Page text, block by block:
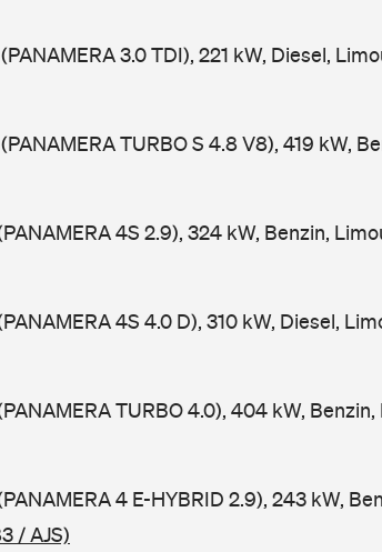
3.0 TDI), 221 kW, Diesel,
TURBO S 4.8 V8), 419 kW,
4S 2.9), 324 kW, Benzin,
4S 4.0 D), 310 kW, Diesel,
TURBO 4.0), 404 kW,
4 E-HYBRID 2.9), 243 kW,
/ AJS)